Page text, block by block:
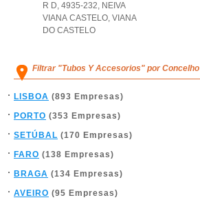
R D, 4935-232, NEIVA
VIANA CASTELO, VIANA
DO CASTELO
Filtrar "Tubos Y Accesorios" por Concelho
LISBOA (893 Empresas)
PORTO (353 Empresas)
SETÚBAL (170 Empresas)
FARO (138 Empresas)
BRAGA (134 Empresas)
AVEIRO (95 Empresas)